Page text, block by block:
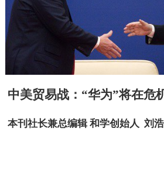
中美贸易战：“华为”将在危
本刊社长兼总编辑 和学创始人 刘